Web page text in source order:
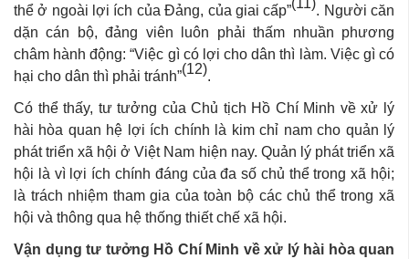
thể ở ngoài lợi ích của Đảng, của giai cấp”
. Người căn
dặn cán bộ, đảng viên luôn phải thấm nhuần phương
châm hành động: “Việc gì có lợi cho dân thì làm. Việc gì có
hại cho dân thì phải tránh”(12).
Có thể thấy, tư tưởng của Chủ tịch Hồ Chí Minh về xử lý
hài hòa quan hệ lợi ích chính là kim chỉ nam cho quản lý
phát triển xã hội ở Việt Nam hiện nay. Quản lý phát triển xã
hội là vì lợi ích chính đáng của đa số chủ thể trong xã hội;
là trách nhiệm tham gia của toàn bộ các chủ thể trong xã
hội và thông qua hệ thống thiết chế xã hội.
Vận dụng tư tưởng Hồ Chí Minh về xử lý hài hòa quan